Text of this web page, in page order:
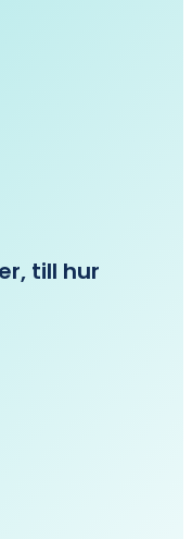
till hur